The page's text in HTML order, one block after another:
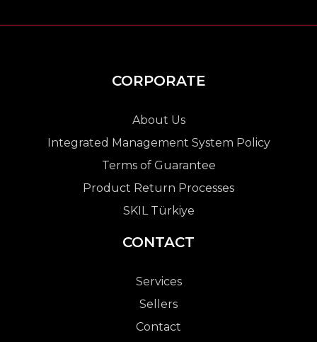
CORPORATE
About Us
Integrated Management System Policy
Terms of Guarantee
Product Return Processes
SKIL Türkiye
CONTACT
Services
Sellers
Contact